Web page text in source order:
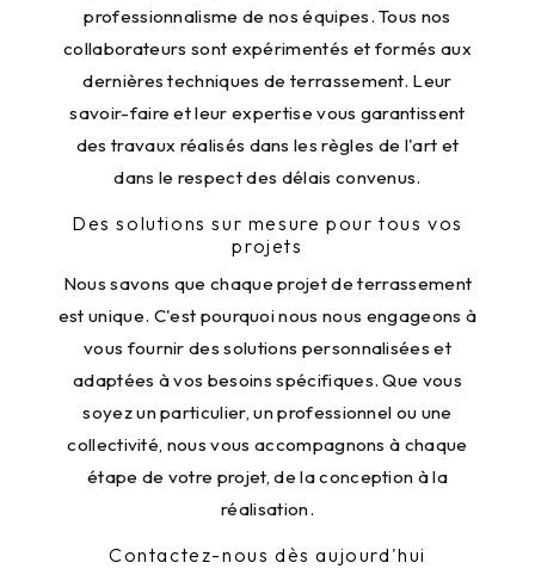
professionnalisme de nos équipes. Tous nos
collaborateurs sont expérimentés et formés aux
dernières techniques de terrassement. Leur
savoir-faire et leur expertise vous garantissent
des travaux réalisés dans les règles de l'art et
dans le respect des délais convenus.
Des solutions sur mesure pour tous vos
projets
Nous savons que chaque projet de terrassement
est unique. C'est pourquoi nous nous engageons à
vous fournir des solutions personnalisées et
adaptées à vos besoins spécifiques. Que vous
soyez un particulier, un professionnel ou une
collectivité, nous vous accompagnons à chaque
étape de votre projet, de la conception à la
réalisation.
Contactez-nous dès aujourd'hui